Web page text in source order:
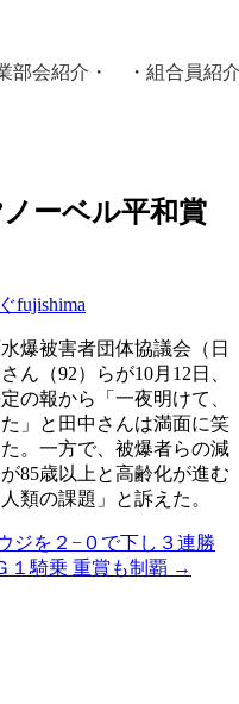
部会紹介 ・ ・ 組合員紹
省・厚生労働省 認可
ーベル平和賞
fujishima
爆被害者団体協議会（日
ん（92）らが10月12日、
の報から「一夜明けて、
」と田中さんは満面に笑
。一方で、被爆者らの減
85歳以上と高齢化が進む
類の課題」と訴えた。
ジを２−０で下し３連勝
１騎乗 重賞も制覇 →